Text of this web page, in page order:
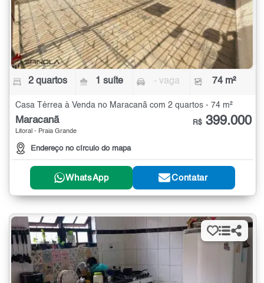
2 quartos 1 suíte - vaga 74 m²
Casa Térrea à Venda no Maracanã com 2 quartos - 74 m²
Maracanã
Litoral - Praia Grande
Endereço no círculo do mapa
R$ 399.000
WhatsApp Contatar